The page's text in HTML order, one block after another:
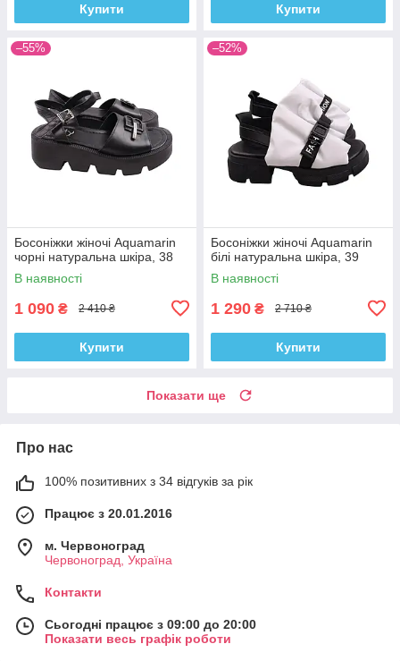
Купити Купити
–55%
Босоніжки жіночі Aquamarin
чорні натуральна шкіра, 38
В наявності
1 090 ₴ 2 410 ₴
Купити
–52%
Босоніжки жіночі Aquamarin
білі натуральна шкіра, 39
В наявності
1 290 ₴ 2 710 ₴
Купити
Показати ще
Про нас
100% позитивних з 34 відгуків за рік
Працює з 20.01.2016
м. Червоноград
Червоноград, Україна
Контакти
Сьогодні працює з 09:00 до 20:00
Показати весь графік роботи